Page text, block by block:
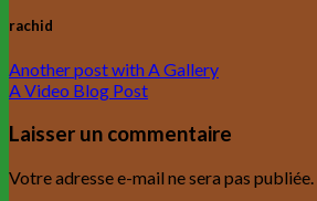
rachid
Another post with A Gallery
A Video Blog Post
Laisser un commentaire
Votre adresse e-mail ne sera pas publiée.